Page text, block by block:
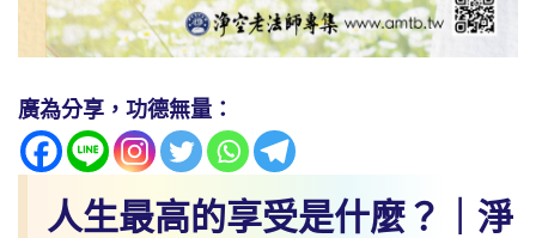
廣為分享，功德無量：
人生最高的享受是什麼？｜淨